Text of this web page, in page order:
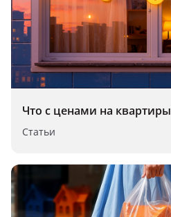
Что с ценами на квартиры
Статьи